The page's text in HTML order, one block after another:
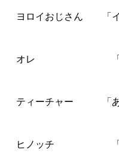
ヨロイおじさん 「イ
オレ 「え・・
ティーチャー 「ああ
ヒノッチ 「あは